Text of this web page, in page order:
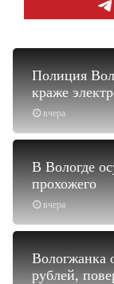
вчера
Полиция
краже
вчера
В Вологде
прохожего
Вологжанка
рублей,